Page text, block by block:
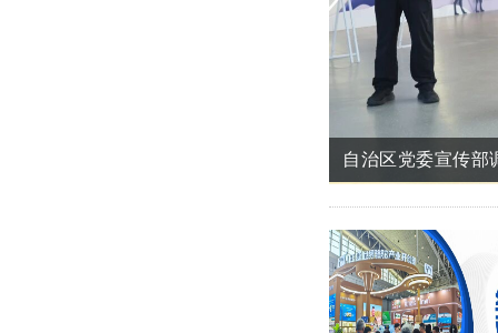
再攀高峰丨旺源集
重大突破丨旺源成
产学研商齐聚旺源
自治区党委宣传部